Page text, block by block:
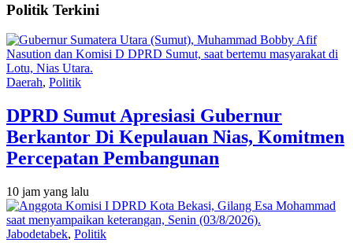
Politik Terkini
Daerah, Politik
DPRD Sumut Apresiasi Gubernur
Berkantor Di Kepulauan Nias, Komitmen
Percepatan Pembangunan
10 jam yang lalu
Jabodetabek, Politik